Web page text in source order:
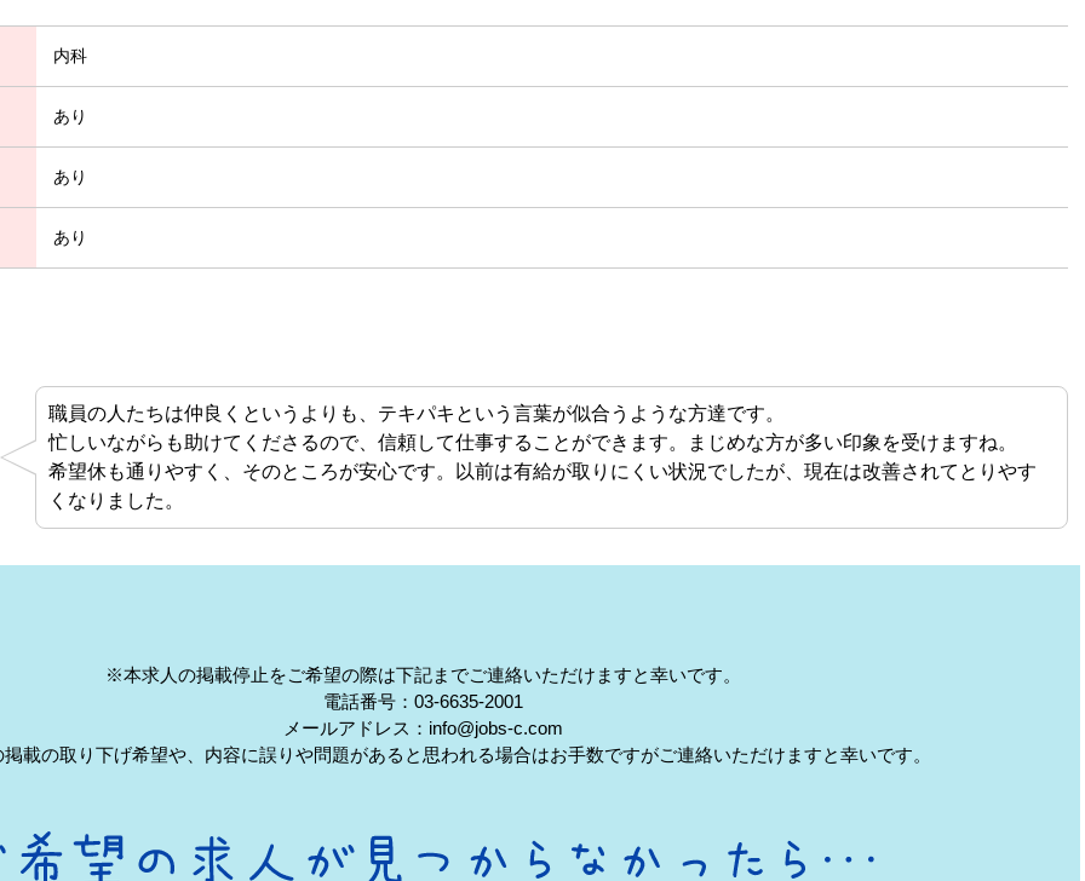
内科
あり
あり
あり
職員の人たちは仲良くというよりも、テキパキという言葉が似合うような方達です。
忙しいながらも助けてくださるので、信頼して仕事することができます。まじめな方が多い印象を受けますね。
希望休も通りやすく、そのところが安心です。以前は有給が取りにくい状況でしたが、現在は改善されてとりやす
くなりました。
※本求人の掲載停止をご希望の際は下記までご連絡いただけますと幸いです。
電話番号：03-6635-2001
メールアドレス：info@jobs-c.com
載の取り下げ希望や、内容に誤りや問題があると思われる場合はお手数ですがご連絡いただけますと幸いです。